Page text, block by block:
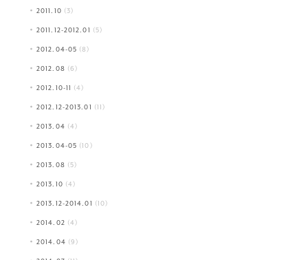
2011.10 (3)
2011.12-2012.01 (5)
2012.04-05 (8)
2012.08 (6)
2012.10-11 (4)
2012.12-2013.01 (11)
2013.04 (4)
2013.04-05 (10)
2013.08 (5)
2013.10 (4)
2013.12-2014.01 (10)
2014.02 (4)
2014.04 (9)